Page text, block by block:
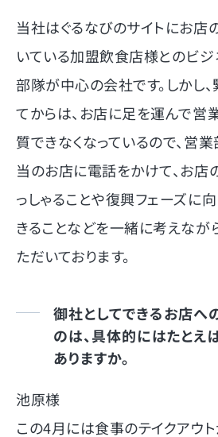
当社はぐるなびのサイトにお
いている加盟飲食店様とのビジ
部隊が中心の会社です。しかし
てからは、お店に足を運んで営
質できなくなっているので、営
当のお店に電話をかけて、お店
っしゃることや復興フェーズに
きることなどを一緒に考えなが
ただいております。
御社としてできるお店へ
のは、具体的にはたとえ
ありますか。
池原様
この4月には食事のテイクアウ